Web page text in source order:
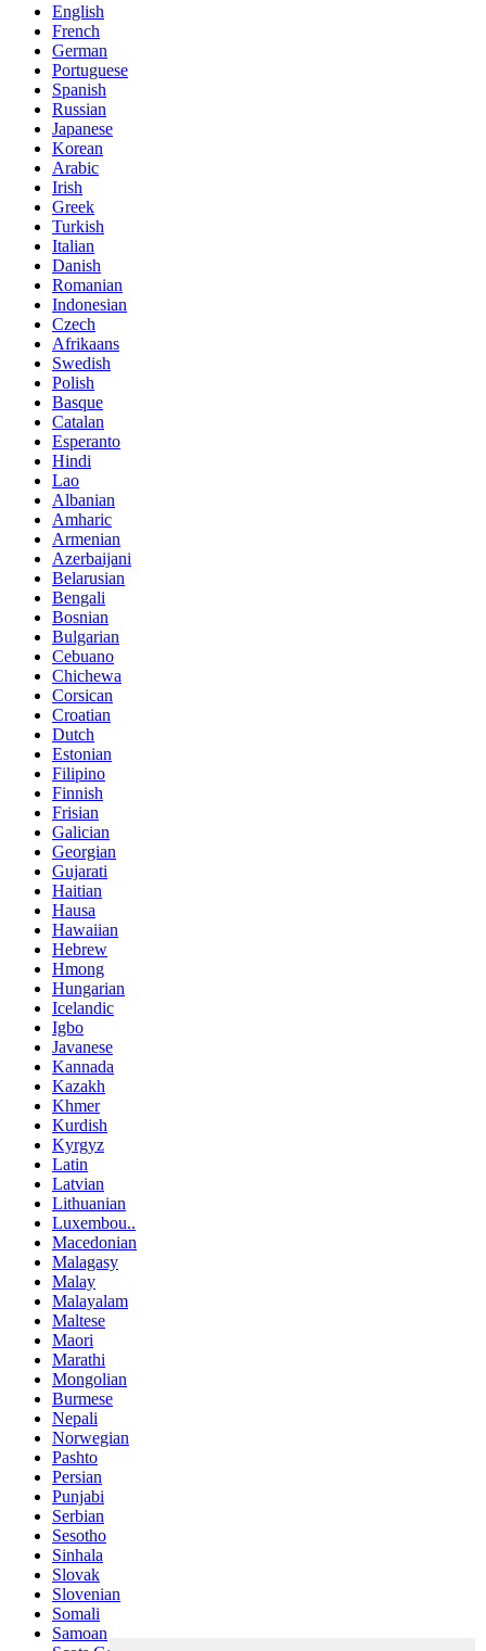
English
French
German
Portuguese
Spanish
Russian
Japanese
Korean
Arabic
Irish
Greek
Turkish
Italian
Danish
Romanian
Indonesian
Czech
Afrikaans
Swedish
Polish
Basque
Catalan
Esperanto
Hindi
Lao
Albanian
Amharic
Armenian
Azerbaijani
Belarusian
Bengali
Bosnian
Bulgarian
Cebuano
Chichewa
Corsican
Croatian
Dutch
Estonian
Filipino
Finnish
Frisian
Galician
Georgian
Gujarati
Haitian
Hausa
Hawaiian
Hebrew
Hmong
Hungarian
Icelandic
Igbo
Javanese
Kannada
Kazakh
Khmer
Kurdish
Kyrgyz
Latin
Latvian
Lithuanian
Luxembou..
Macedonian
Malagasy
Malay
Malayalam
Maltese
Maori
Marathi
Mongolian
Burmese
Nepali
Norwegian
Pashto
Persian
Punjabi
Serbian
Sesotho
Sinhala
Slovak
Slovenian
Somali
Samoan